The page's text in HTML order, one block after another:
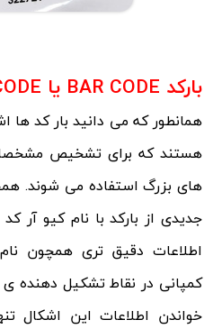
بارکد BAR CODE یا QR CODE کیو آر کد :
همانطور که می دانید بار کد
هستند که برای تشخیص
های بزرگ استفاده می شوند.
اطلاعات دقیق تری همچون
کمپانی در نقاط تشکیل دهنده
خواندن اطلاعات این اشکال